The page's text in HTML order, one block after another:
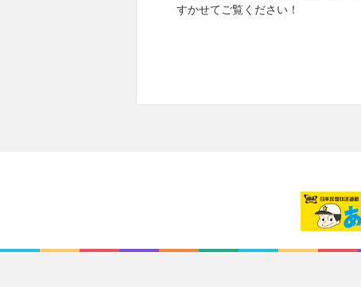
すかせてご覧ください！